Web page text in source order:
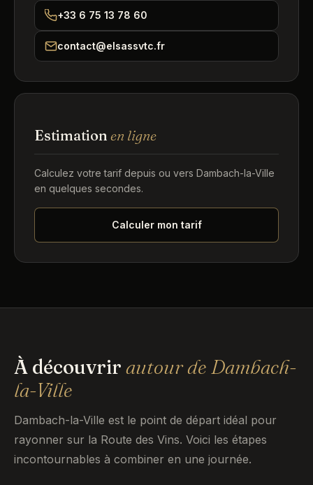
+33 6 75 13 78 60
contact@elsassvtc.fr
Estimation en ligne
Calculez votre tarif depuis ou vers Dambach-la-Ville
en quelques secondes.
Calculer mon tarif
À découvrir autour de Dambach-
la-Ville
Dambach-la-Ville est le point de départ idéal pour
rayonner sur la Route des Vins. Voici les étapes
incontournables à combiner en une journée.